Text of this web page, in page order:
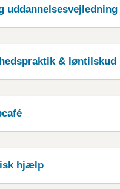
uddannelsesvejledning
& løntilskud
hjælp